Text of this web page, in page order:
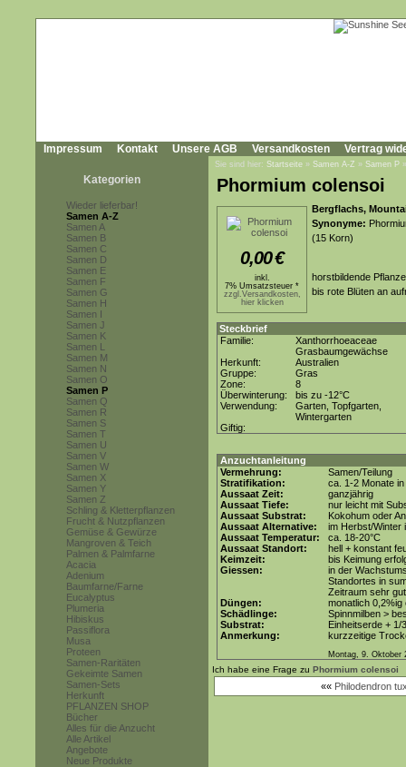
Impressum Kontakt Unsere AGB Versandkosten Vertrag
Kategorien
Wieder lieferbar!
Samen A-Z
Samen A
Samen B
Samen C
Samen D
Samen E
Samen F
Samen G
Samen H
Samen I
Samen J
Samen K
Samen L
Samen M
Samen N
Samen O
Samen P
Samen Q
Samen R
Samen S
Samen T
Samen U
Samen V
Samen W
Samen X
Samen Y
Samen Z
Schling & Kletterpflanzen
Frucht & Nutzpflanzen
Gemüse & Gewürze
Mangroven & Teich
Palmen & Palmfarne
Acacia
Adenium
Baumfarne/Farne
Eucalyptus
Plumeria
Hibiskus
Passiflora
Musa
Proteen
Samen-Raritäten
Gekeimte Samen
Samen-Sets
Herkunft
PFLANZEN SHOP
Bücher
Alles für die Anzucht
Alle Artikel
Angebote
Neue Produkte
Sie sind hier: Startseite » Samen A-Z » Samen P
Phormium colensoi
0,00€
inkl.
7% Umsatzsteuer *
zzgl.Versandkosten,
hier klicken
Bergflachs,
Synonyme:
(15 Korn)
horstbildende
bis rote Blüten an
Steckbrief
Familie:
Xanthorrhoeaceae
Grasbaumgewächse
Herkunft:
Australien
Gruppe:
Gras
Zone:
8
Überwinterung:
bis zu -12°C
Verwendung:
Garten, Topfgarten,
Wintergarten
Giftig:
Anzuchtanleitung
Vermehrung:
Samen/Teilung
Stratifikation:
ca. 1-2 Monate
Aussaat Zeit:
ganzjährig
Aussaat Tiefe:
nur leicht mit
Aussaat Substrat:
Kokohum oder
Aussaat Alternative:
im Herbst/Winter
Aussaat Temperatur:
ca. 18-20°C
Aussaat Standort:
hell + konstant
Keimzeit:
bis Keimung
Giessen:
in der
Standortes in
Zeitraum sehr
Düngen:
monatlich
Schädlinge:
Spinnmilben >
Substrat:
Einheitserde + 1/
Anmerkung:
kurzzeitige
Montag, 9. Oktober
Ich habe eine Frage zu Phormium colensoi
«« Philodendron